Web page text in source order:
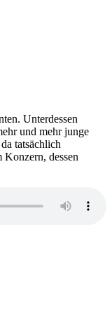
Unterdessen
und mehr junge
tatsächlich
dessen